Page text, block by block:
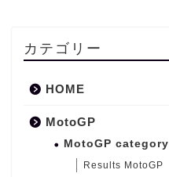
カテゴリー
HOME
MotoGP
MotoGP category
Results MotoGP